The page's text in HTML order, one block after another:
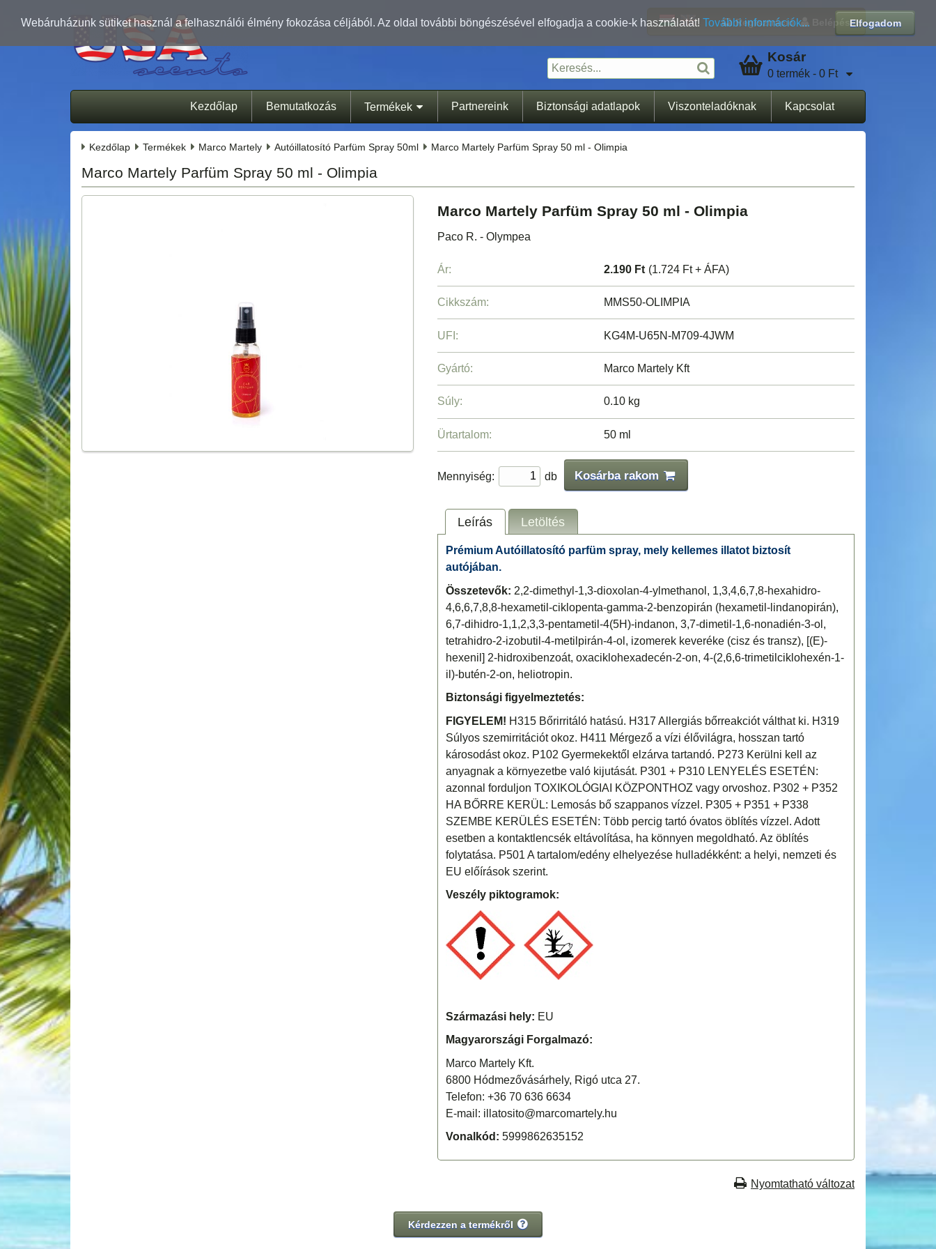
Elfogadom
Webáruházunk sütiket használ a felhasználói élmény fokozása céljából. Az oldal további böngészésével elfogadja a cookie-k használatát! További információk...
Regisztráció Belépés
Kosár
0 termék - 0 Ft
Kezdőlap Bemutatkozás Termékek Partnereink Biztonsági adatlapok Viszonteladóknak Kapcsolat
Kezdőlap Termékek Marco Martely Autóillatosító Parfüm Spray 50ml Marco Martely Parfüm Spray 50 ml - Olimpia
Marco Martely Parfüm Spray 50 ml - Olimpia
Marco Martely Parfüm Spray 50 ml - Olimpia
Paco R. - Olympea
Ár: 2.190 Ft (1.724 Ft + ÁFA)
Cikkszám: MMS50-OLIMPIA
UFI: KG4M-U65N-M709-4JWM
Gyártó: Marco Martely Kft
Súly: 0.10 kg
Ürtartalom: 50 ml
Mennyiség: db Kosárba rakom
Leírás Letöltés
Prémium Autóillatosító parfüm spray, mely kellemes illatot biztosít
autójában.
Összetevők: 2,2-dimethyl-1,3-dioxolan-4-ylmethanol, 1,3,4,6,7,8-hexahidro-
4,6,6,7,8,8-hexametil-ciklopenta-gamma-2-benzopirán (hexametil-lindanopirán),
6,7-dihidro-1,1,2,3,3-pentametil-4(5H)-indanon, 3,7-dimetil-1,6-nonadién-3-ol,
tetrahidro-2-izobutil-4-metilpirán-4-ol, izomerek keveréke (cisz és transz), [(E)-
hexenil] 2-hidroxibenzoát, oxaciklohexadecén-2-on, 4-(2,6,6-trimetilciklohexén-1-
il)-butén-2-on, heliotropin.
Biztonsági figyelmeztetés:
FIGYELEM! H315 Bőrirritáló hatású. H317 Allergiás bőrreakciót válthat ki. H319
Súlyos szemirritációt okoz. H411 Mérgező a vízi élővilágra, hosszan tartó
károsodást okoz. P102 Gyermekektől elzárva tartandó. P273 Kerülni kell az
anyagnak a környezetbe való kijutását. P301 + P310 LENYELÉS ESETÉN:
azonnal forduljon TOXIKOLÓGIAI KÖZPONTHOZ vagy orvoshoz. P302 + P352
HA BŐRRE KERÜL: Lemosás bő szappanos vízzel. P305 + P351 + P338
SZEMBE KERÜLÉS ESETÉN: Több percig tartó óvatos öblítés vízzel. Adott
esetben a kontaktlencsék eltávolítása, ha könnyen megoldható. Az öblítés
folytatása. P501 A tartalom/edény elhelyezése hulladékként: a helyi, nemzeti és
EU előírások szerint.
Veszély piktogramok:
Származási hely: EU
Magyarországi Forgalmazó:
Marco Martely Kft.
6800 Hódmezővásárhely, Rigó utca 27.
Telefon: +36 70 636 6634
E-mail: illatosito@marcomartely.hu
Vonalkód: 5999862635152
Nyomtatható változat
Kérdezzen a termékről